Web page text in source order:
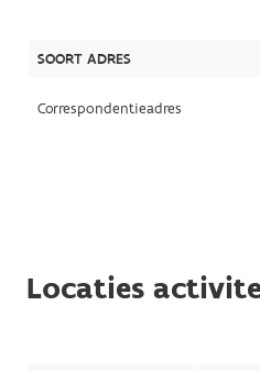
SOORT ADRES
Correspondentieadres
Locaties